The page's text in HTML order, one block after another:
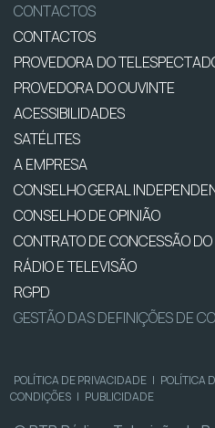
CONTACTOS
CONTACTOS
PROVEDORA DO
PROVEDORA DO OUVINTE
ACESSIBILIDADES
SATÉLITES
A EMPRESA
CONSELHO GERAL
CONSELHO DE OPINIÃO
CONTRATO DE CONCESSÃO
RÁDIO E TELEVISÃO
RGPD
GESTÃO DAS DEFINIÇÕES DE
POLÍTICA DE PRIVACIDADE | POLÍTICA
CONDIÇÕES | PUBLICIDADE